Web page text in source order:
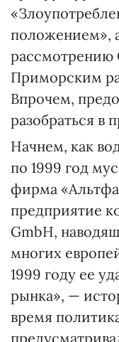
положением»,
рассмотрению
Приморским
Впрочем,
разобраться в
Начнем, как
по 1999 год
фирма
предприятие
GmbH,
многих
1999 году ее
рынка», —
время